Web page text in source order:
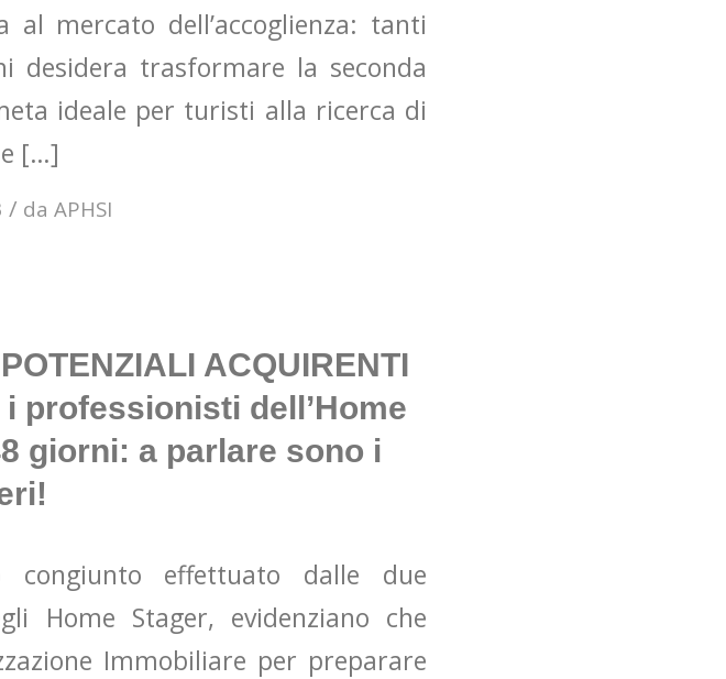
al mercato dell’accoglienza: tanti
desidera trasformare la seconda
ideale per turisti alla ricerca di
[…]
/ da APHSI
ACQUIRENTI
i professionisti dell’Home
giorni: a parlare sono i
effettuato dalle due
Home Stager, evidenziano che
Immobiliare per preparare